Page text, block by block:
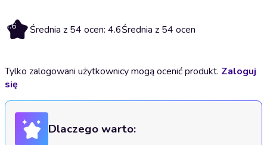
4.6 Średnia z 54 ocen: 4.6Średnia z 54 ocen
Tylko zalogowani użytkownicy mogą ocenić produkt. Zaloguj
się
Dlaczego warto: